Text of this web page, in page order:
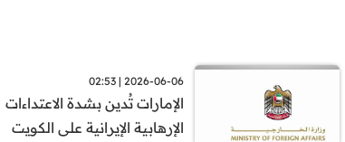
2026-06-06 | 02:53
الإمارات تُدين بشدة الاعتداءات
الإرهابية الإيرانية على الكويت